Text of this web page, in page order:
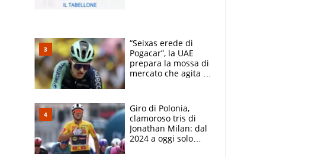
“Seixas erede di
Pogacar”, la UAE
prepara la mossa di
mercato che agita la
a Burgos
Giro di Polonia,
clamoroso tris di
Jonathan Milan: dal
2024 a oggi solo